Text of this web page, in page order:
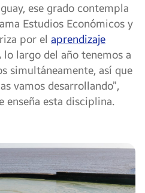
ese grado contempla
Estudios Económicos y
por el aprendizaje
lo largo del año tenemos a
simultáneamente, así que
vamos desarrollando”,
enseña esta disciplina.